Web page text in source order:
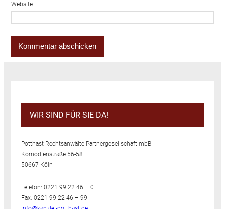
Website
WIR SIND FÜR SIE DA!
Potthast Rechtsanwälte Partnergesellschaft mbB
Komödienstraße 56-58
50667 Köln
Telefon: 0221 99 22 46 – 0
Fax: 0221 99 22 46 – 99